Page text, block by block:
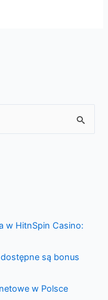
w HitnSpin Casino:
dostępne są bonus
w Polsce